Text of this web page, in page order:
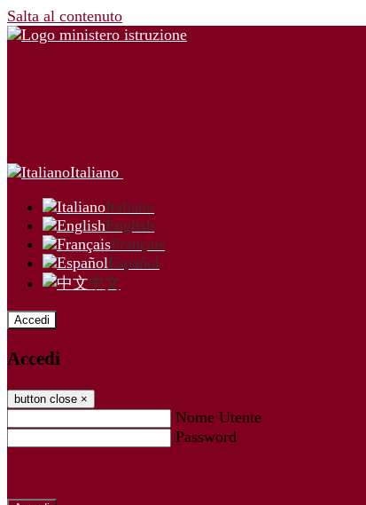
Salta al contenuto
Italiano
Italiano
English
Français
Español
中文
Accedi
Accedi
button close ×
Nome Utente
Password